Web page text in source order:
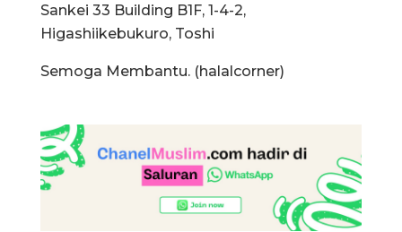
Sankei 33 Building B1F, 1-4-2,
Higashiikebukuro, Toshi
Semoga Membantu. (halalcorner)